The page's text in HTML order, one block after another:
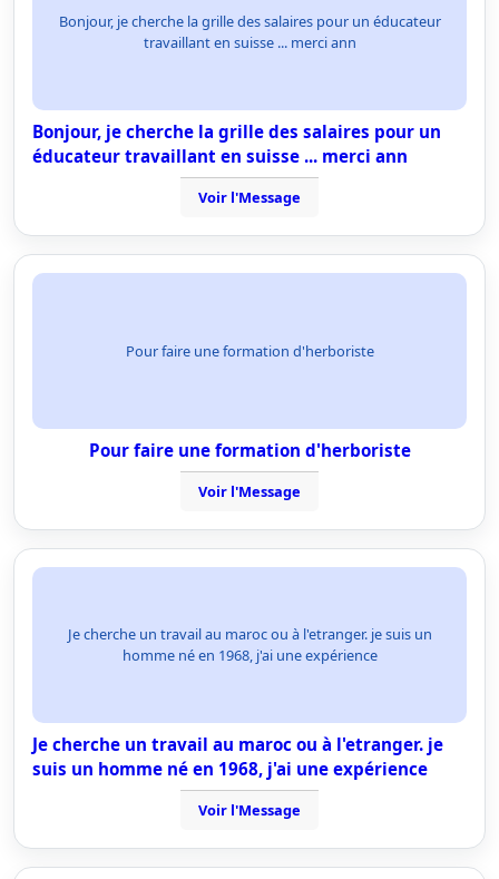
Bonjour, je cherche la grille des salaires pour un éducateur
travaillant en suisse ... merci ann
Bonjour, je cherche la grille des salaires pour un
éducateur travaillant en suisse ... merci ann
Voir l'Message
Pour faire une formation d'herboriste
Pour faire une formation d'herboriste
Voir l'Message
Je cherche un travail au maroc ou à l'etranger. je suis un
homme né en 1968, j'ai une expérience
Je cherche un travail au maroc ou à l'etranger. je
suis un homme né en 1968, j'ai une expérience
Voir l'Message